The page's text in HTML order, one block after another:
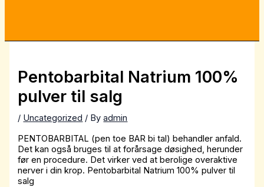
Pentobarbital Natrium 100%
pulver til salg
/ Uncategorized / Byadmin
PENTOBARBITAL (pen toe BAR bi tal) behandler anfald.
Det kan også bruges til at forårsage døsighed, herunder
før en procedure. Det virker ved at berolige overaktive
nerver i din krop. Pentobarbital Natrium 100% pulver til
salg